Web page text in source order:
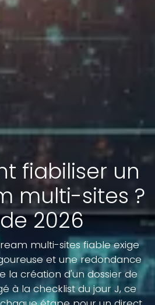
fiabiliser un
multi-sites ?
2026
multi-sites fiable exige
et une redondance
la création d'un dossier de
à la checklist du jour J, ce